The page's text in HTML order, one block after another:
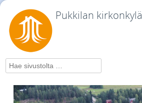
Pukkilan kirkonkylä
Hae